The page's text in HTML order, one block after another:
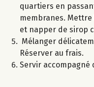
quartiers en
membranes.
et napper de sirop
Mélanger
Réserver au frais.
Servir accompagné